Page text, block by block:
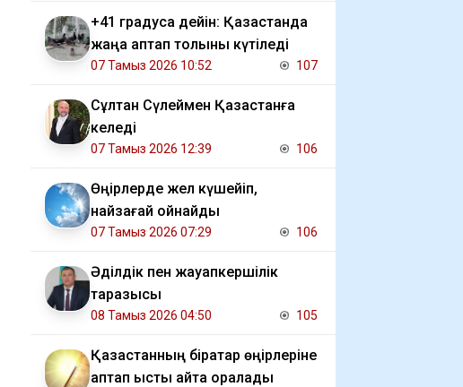
+41 градусқа дейін: Қазақстанда
жаңа аптап толқыны күтіледі
07 Тамыз 2026 10:52 107
Сұлтан Сүлеймен Қазақстанға
келеді
07 Тамыз 2026 12:39 106
Өңірлерде жел күшейіп,
найзағай ойнайды
07 Тамыз 2026 07:29 106
Әділдік пен жауапкершілік
таразысы
08 Тамыз 2026 04:50 105
Қазақстанның бірқатар өңірлеріне
аптап ыстық қайта оралады